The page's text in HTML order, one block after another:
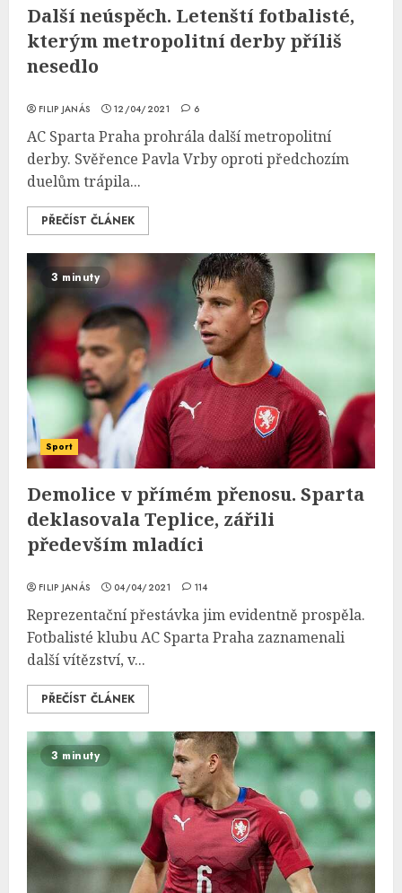
Další neúspěch. Letenští fotbalisté,
kterým metropolitní derby příliš
nesedlo
FILIP JANÁS 12/04/2021 6
AC Sparta Praha prohrála další metropolitní
derby. Svěřence Pavla Vrby oproti předchozím
duelům trápila...
PŘEČÍST ČLÁNEK
3 minuty
Sport
Demolice v přímém přenosu. Sparta
deklasovala Teplice, zářili
především mladíci
FILIP JANÁS 04/04/2021 114
Reprezentační přestávka jim evidentně prospěla.
Fotbalisté klubu AC Sparta Praha zaznamenali
další vítězství, v...
PŘEČÍST ČLÁNEK
3 minuty